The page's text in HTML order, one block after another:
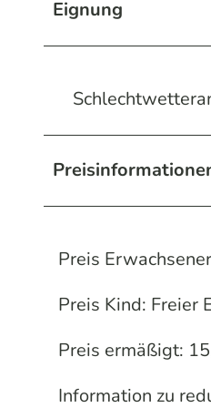
Eignung
Preis
Preis Kind: Freier
Preis ermäßigt:
Information zu